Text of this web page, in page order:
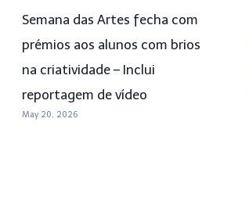
Semana das Artes fecha com
prémios aos alunos com brios
na criatividade – Inclui
reportagem de vídeo
May 20, 2026